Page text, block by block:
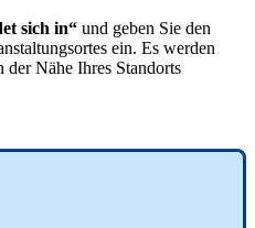
sich in“ und geben Sie den
ein. Es werden
der Nähe Ihres Standorts